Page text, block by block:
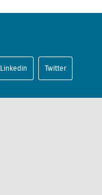
Linkedin Twitter